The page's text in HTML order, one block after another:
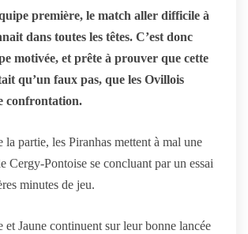
première, le match aller difficile à
dans toutes les têtes. C’est donc
motivée, et prête à prouver que cette
qu’un faux pas, que les Ovillois
confrontation.
la partie, les Piranhas mettent à mal une
Cergy-Pontoise se concluant par un essai
minutes de jeu.
et Jaune continuent sur leur bonne lancée